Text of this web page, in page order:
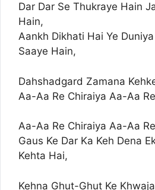
Dar Dar Se Thukraye Hain
Hain,
Aankh Dikhati Hai Ye
Saaye Hain,
Dahshadgard Zamana
Aa-Aa Re Chiraiya Aa-Aa
Aa-Aa Re Chiraiya Aa-Aa
Gaus Ke Dar Ka Keh Dena
Kehta Hai,
Kehna Ghut-Ghut Ke